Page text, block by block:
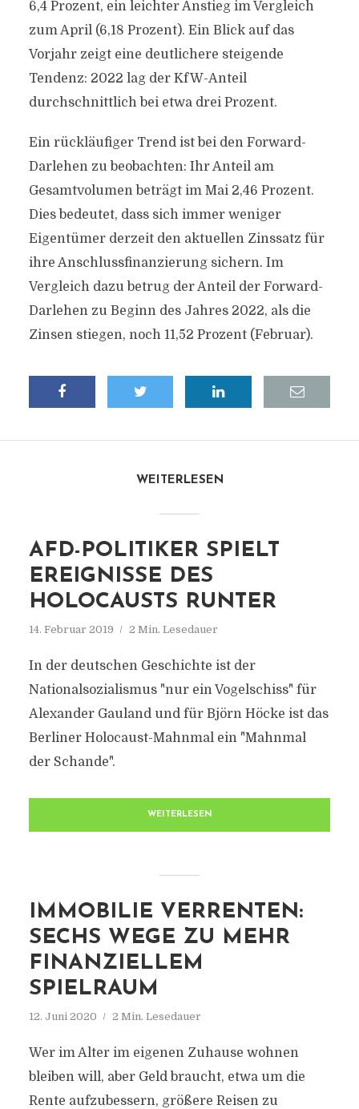
6,4 Prozent, ein leichter Anstieg im Vergleich
zum April (6,18 Prozent). Ein Blick auf das
Vorjahr zeigt eine deutlichere steigende
Tendenz: 2022 lag der KfW-Anteil
durchschnittlich bei etwa drei Prozent.
Ein rückläufiger Trend ist bei den Forward-
Darlehen zu beobachten: Ihr Anteil am
Gesamtvolumen beträgt im Mai 2,46 Prozent.
Dies bedeutet, dass sich immer weniger
Eigentümer derzeit den aktuellen Zinssatz für
ihre Anschlussfinanzierung sichern. Im
Vergleich dazu betrug der Anteil der Forward-
Darlehen zu Beginn des Jahres 2022, als die
Zinsen stiegen, noch 11,52 Prozent (Februar).
WEITERLESEN
AFD-POLITIKER SPIELT
EREIGNISSE DES
HOLOCAUSTS RUNTER
14. Februar 2019 2 Min. Lesedauer
In der deutschen Geschichte ist der
Nationalsozialismus "nur ein Vogelschiss" für
Alexander Gauland und für Björn Höcke ist das
Berliner Holocaust-Mahnmal ein "Mahnmal
der Schande".
WEITERLESEN
IMMOBILIE VERRENTEN:
SECHS WEGE ZU MEHR
FINANZIELLEM
SPIELRAUM
12. Juni 2020 2 Min. Lesedauer
Wer im Alter im eigenen Zuhause wohnen
bleiben will, aber Geld braucht, etwa um die
Rente aufzubessern, größere Reisen zu